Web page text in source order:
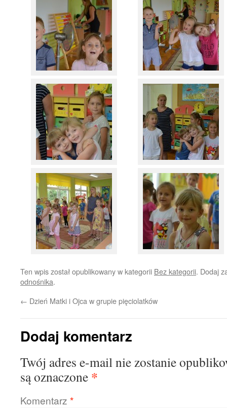
Ten wpis został opublikowany w kategorii Bez kategorii. Dodaj
odnośnika.
← Dzień Matki i Ojca w grupie pięciolatków
Dodaj komentarz
Twój adres e-mail nie zostanie
są oznaczone *
Komentarz *